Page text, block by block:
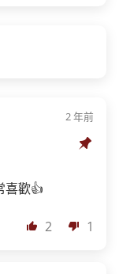
2 年前
喜歡👍
2 1